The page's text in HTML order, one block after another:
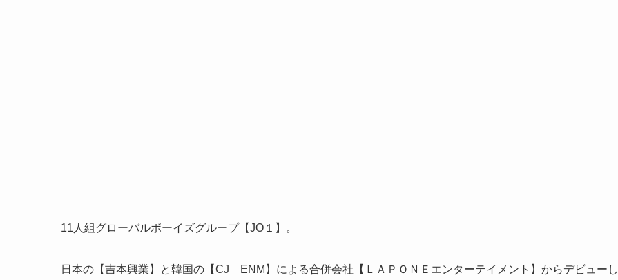
11人組グローバルボーイズグループ【JO１】。
日本の【吉本興業】と韓国の【CJ ENM】による合併会社【ＬＡＰＯＮＥエンターテイメント】からデビューし